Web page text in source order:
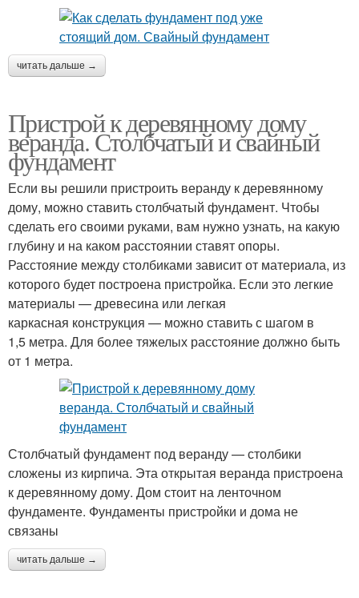
читать дальше →
Пристрой к деревянному дому
веранда. Столбчатый и свайный
фундамент
Если вы решили пристроить веранду к деревянному
дому, можно ставить столбчатый фундамент. Чтобы
сделать его своими руками, вам нужно узнать, на какую
глубину и на каком расстоянии ставят опоры.
Расстояние между столбиками зависит от материала, из
которого будет построена пристройка. Если это легкие
материалы — древесина или легкая
каркасная конструкция — можно ставить с шагом в
1,5 метра. Для более тяжелых расстояние должно быть
от 1 метра.
Столбчатый фундамент под веранду — столбики
сложены из кирпича. Эта открытая веранда пристроена
к деревянному дому. Дом стоит на ленточном
фундаменте. Фундаменты пристройки и дома не
связаны
читать дальше →